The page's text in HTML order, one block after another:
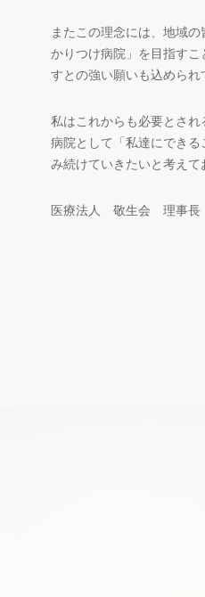
またこの理念には、地域
かりつけ病院」を目指す
すとの強い願いも込められ
私はこれからも必要とさ
病院として「私達にでき
み続けていきたいと考えて
医療法人 敬生会 理事長